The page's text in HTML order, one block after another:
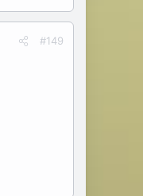
#149